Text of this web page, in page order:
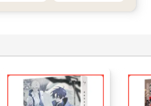
也要保持冷靜、不動聲色。
家都會處於相對放鬆的狀態，這
闆或同事交談的大好機會，所
人在一起閒聊。